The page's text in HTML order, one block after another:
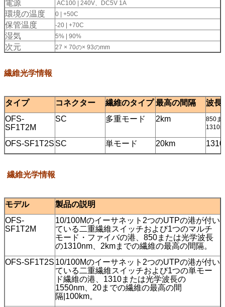
電源 AC100 | 240V、DC5V 1A
環境の温度 0 | +50C
保管温度 -20 | +70C
湿気 5% | 90%
次元 27 × 70の× 93のmm
繊維光学情報
タイプ コネクター 繊維のタイプ 最高の間隔
波長
OFS-
SF1T2M
SC 多重モード 2km
850ま
OFS-SF1T2S SC 単モード 20km
繊維光学情報
モデル
製品の説明
OFS-
SF1T2M
10/100Mのイーサネット2つのUTPの港が付い
ている二重繊維スイッチおよび1つのマルチ
モード・ファイバの港、850または光学波長
の1310nm、2kmまでの繊維の最高の間隔。
OFS-SF1T2S 10/100Mのイーサネット2つのUTPの港が付い
ている二重繊維スイッチおよび1つの単モー
ド繊維の港、1310または光学波長の
1550nm、20までの繊維の最高の間
隔 100km。